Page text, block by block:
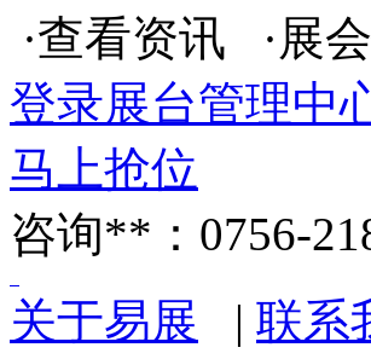
·查看资讯 ·展
登录展台管理中
马上抢位
咨询**：0756-
关于易展 | 联系